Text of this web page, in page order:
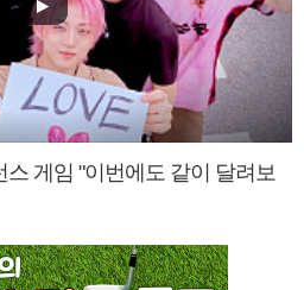
게임 "이번에도 같이 달려보